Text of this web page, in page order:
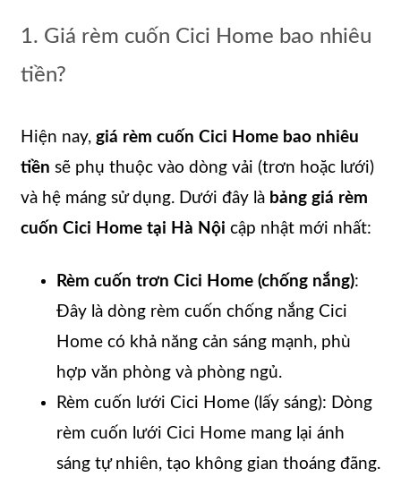
1. Giá rèm cuốn Cici Home bao nhiêu
tiền?
Hiện nay, giá rèm cuốn Cici Home bao nhiêu
tiền sẽ phụ thuộc vào dòng vải (trơn hoặc lưới)
và hệ máng sử dụng. Dưới đây là bảng giá rèm
cuốn Cici Home tại Hà Nội cập nhật mới nhất:
Rèm cuốn trơn Cici Home (chống nắng):
Đây là dòng rèm cuốn chống nắng Cici
Home có khả năng cản sáng mạnh, phù
hợp văn phòng và phòng ngủ.
Rèm cuốn lưới Cici Home (lấy sáng): Dòng
rèm cuốn lưới Cici Home mang lại ánh
sáng tự nhiên, tạo không gian thoáng đãng.